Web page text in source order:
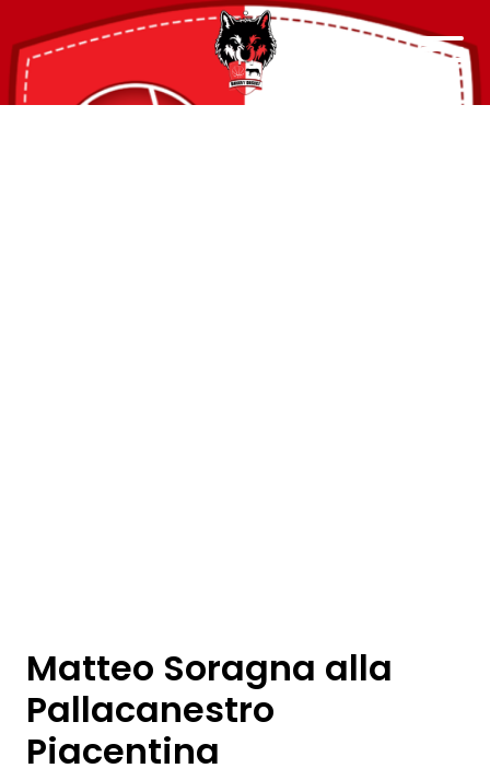
Matteo Soragna alla
Pallacanestro
Piacentina